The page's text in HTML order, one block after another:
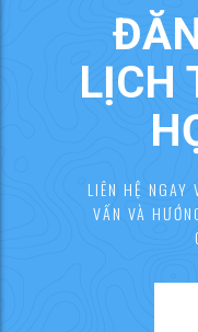
LỊCH
LIÊN HỆ
VẤN VÀ